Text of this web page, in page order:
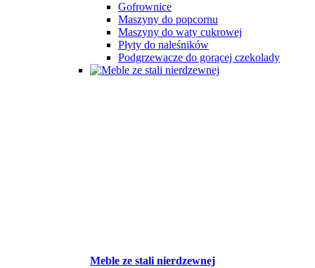
Gofrownice
Maszyny do popcornu
Maszyny do waty cukrowej
Płyty do naleśników
Podgrzewacze do gorącej czekolady
Meble ze stali nierdzewnej